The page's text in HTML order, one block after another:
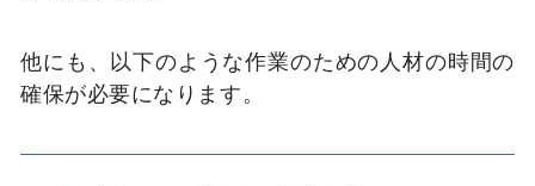
他にも、以下のような作業のための人材の時間の
確保が必要になります。